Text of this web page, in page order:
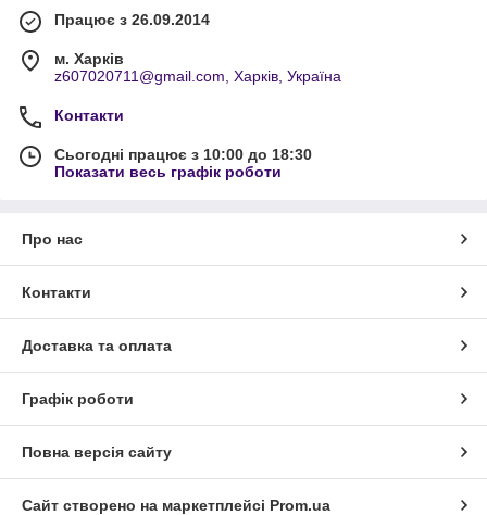
Працює з 26.09.2014
м. Харків
z607020711@gmail.com, Харків, Україна
Контакти
Сьогодні працює з 10:00 до 18:30
Показати весь графік роботи
Про нас
Контакти
Доставка та оплата
Графік роботи
Повна версія сайту
Сайт створено на маркетплейсі Prom.ua